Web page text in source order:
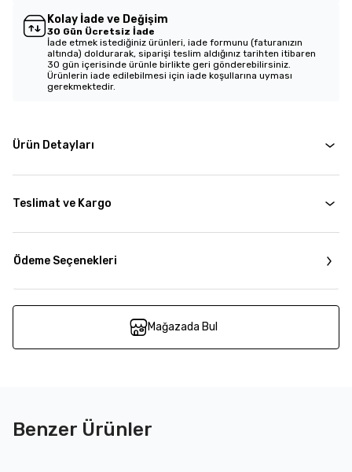
Kolay İade ve Değişim
30 Gün Ücretsiz İade
İade etmek istediğiniz ürünleri, iade formunu (faturanızın
altında) doldurarak, siparişi teslim aldığınız tarihten itibaren
30 gün içerisinde ürünle birlikte geri gönderebilirsiniz.
Ürünlerin iade edilebilmesi için iade koşullarına uyması
gerekmektedir.
Ürün Detayları
Teslimat ve Kargo
Ödeme Seçenekleri
Mağazada Bul
Benzer Ürünler